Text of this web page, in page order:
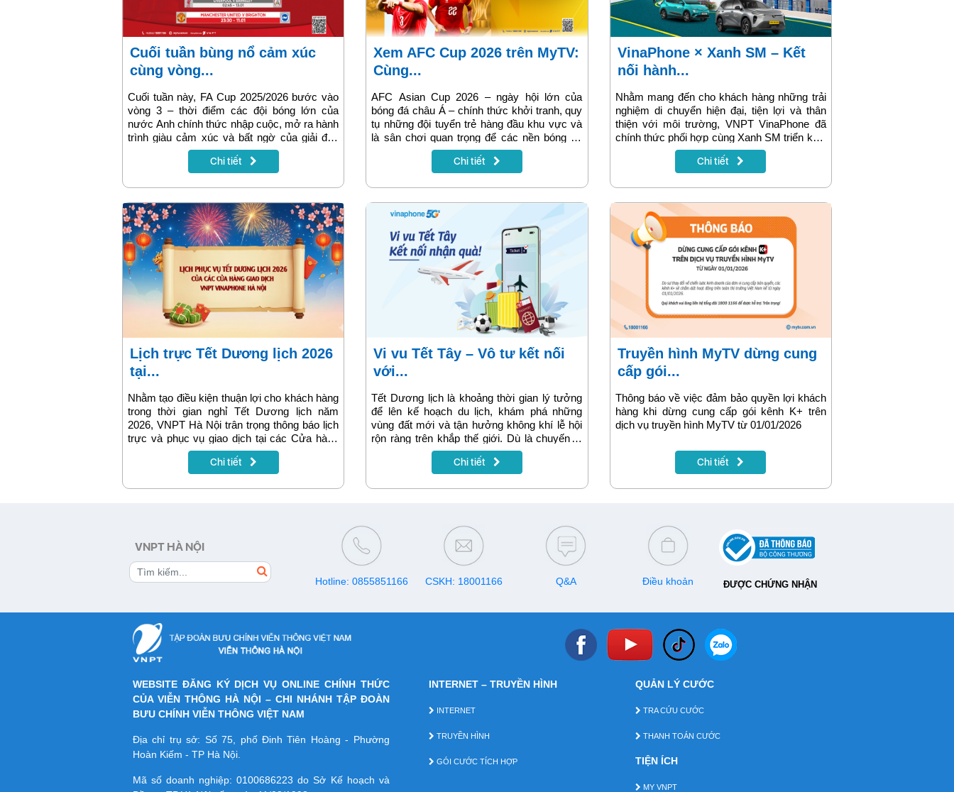
Cuối tuần bùng nổ cảm xúc
cùng vòng...
Cuối tuần này, FA Cup 2025/2026 bước vào
vòng 3 – thời điểm các đội bóng lớn của
nước Anh chính thức nhập cuộc, mở ra hành
trình giàu cảm xúc và bất ngờ của giải đấu
cúp lâu đời nhất thế giới. Tại Việt Nam, người
hâm mộ có thể theo dõi trực tiếp FA Cup trên
của sân chơi mang đậm bản sắc bóng đá
Anh.
Chi tiết
Xem AFC Cup 2026 trên MyTV:
Cùng...
AFC Asian Cup 2026 – ngày hội lớn của
bóng đá châu Á – chính thức khởi tranh, quy
tụ những đội tuyển trẻ hàng đầu khu vực và
là sân chơi quan trọng để các nền bóng đá
khẳng định vị thế. Đồng hành cùng người
hâm mộ trong mùa giải này, Truyền hình
Cup 2026 được tiếp phát chính thống, giúp
khán giả theo dõi trọn vẹn giải đấu trong một
không gian giải trí hiện đại, tiện lợi và giàu
cảm xúc.
Chi tiết
VinaPhone × Xanh SM – Kết
nối hành...
Nhằm mang đến cho khách hàng những trải
nghiệm di chuyển hiện đại, tiện lợi và thân
thiện với môi trường, VNPT VinaPhone đã
chính thức phối hợp cùng Xanh SM triển khai
chương trình ưu đãi đặc biệt mang tên
“VinaPhone × Xanh SM – Kết nối hành trình
quốc, dành cho tất cả thuê bao VinaPhone
khi sử dụng dịch vụ di chuyển của Xanh SM
có điểm xuất phát hoặc điểm đến tại các
điểm giao dịch, văn phòng, trụ sở, tòa nhà
của VNPT.
Chi tiết
Lịch trực Tết Dương lịch 2026
tại...
Nhằm tạo điều kiện thuận lợi cho khách hàng
trong thời gian nghỉ Tết Dương lịch năm
2026, VNPT Hà Nội trân trọng thông báo lịch
trực và phục vụ giao dịch tại các Cửa hàng
giao dịch trên địa bàn Hà Nội như sau:
Chi tiết
Vi vu Tết Tây – Vô tư kết nối
với...
Tết Dương lịch là khoảng thời gian lý tưởng
để lên kế hoạch du lịch, khám phá những
vùng đất mới và tận hưởng không khí lễ hội
rộn ràng trên khắp thế giới. Dù là chuyến đi
nghỉ dưỡng, công tác hay thăm thân ở nước
ngoài, nhu cầu kết nối Internet ổn định luôn
VinaPhone mang đến các gói cước Roaming
lúc, mọi nơi trong suốt hành trình.
Chi tiết
Truyền hình MyTV dừng cung
cấp gói...
Thông báo về việc đảm bảo quyền lợi khách
hàng khi dừng cung cấp gói kênh K+ trên
dịch vụ truyền hình MyTV từ 01/01/2026
Chi tiết
VNPT HÀ NỘI
Hotline: 0855851166 CSKH: 18001166 Q&A Điều khoản ĐƯỢC CHỨNG NHẬN
WEBSITE ĐĂNG KÝ DỊCH VỤ ONLINE CHÍNH THỨC
CỦA VIỄN THÔNG HÀ NỘI – CHI NHÁNH TẬP ĐOÀN
BƯU CHÍNH VIỄN THÔNG VIỆT NAM
Địa chỉ trụ sở: Số 75, phố Đinh Tiên Hoàng - Phường
Hoàn Kiếm - TP Hà Nội.
Mã số doanh nghiệp:0100686223 do Sở Kế hoạch và
INTERNET – TRUYỀN HÌNH
INTERNET
TRUYỀN HÌNH
GÓI CƯỚC TÍCH HỢP
QUẢN LÝ CƯỚC
TRA CỨU CƯỚC
THANH TOÁN CƯỚC
TIỆN ÍCH
MY VNPT